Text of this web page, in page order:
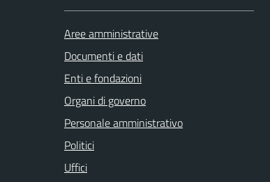
Aree amministrative
Documenti e dati
Enti e fondazioni
Organi di governo
Personale amministrativo
Politici
Uffici